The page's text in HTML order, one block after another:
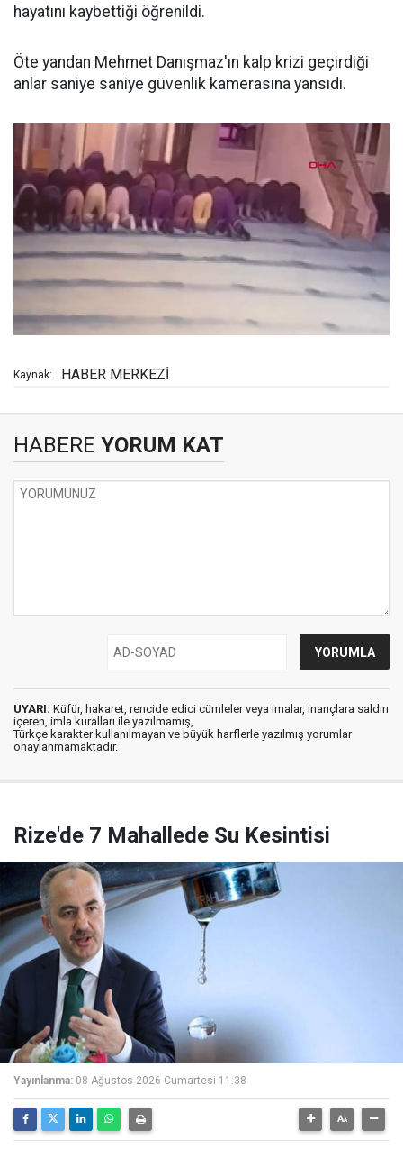
hayatını kaybettiği öğrenildi.
Öte yandan Mehmet Danışmaz'ın kalp krizi geçirdiği
anlar saniye saniye güvenlik kamerasına yansıdı.
Kaynak: HABER MERKEZİ
HABERE YORUM KAT
UYARI: Küfür, hakaret, rencide edici cümleler veya imalar, inançlara saldırı
içeren, imla kuralları ile yazılmamış,
Türkçe karakter kullanılmayan ve büyük harflerle yazılmış yorumlar
onaylanmamaktadır.
Rize'de 7 Mahallede Su Kesintisi
Yayınlanma: 08 Ağustos 2026 Cumartesi 11:38